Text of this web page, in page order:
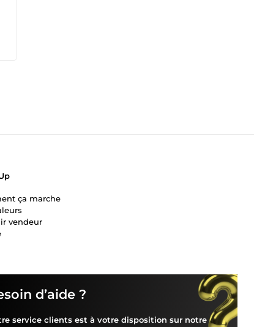
d’aide ?
service clients est à votre disposition sur notre
ça marche
vendeur